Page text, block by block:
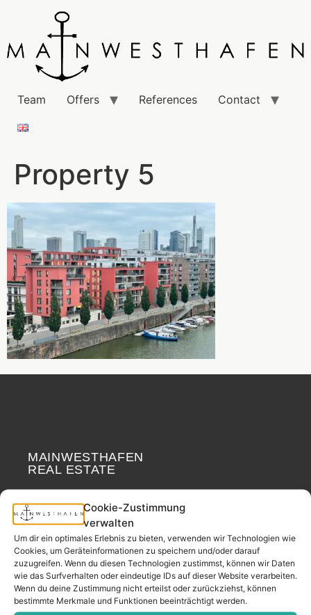
Cookie-Zustimmung
verwalten
Um dir ein optimales Erlebnis zu bieten, verwenden wir Technologien wie
Cookies, um Geräteinformationen zu speichern und/oder darauf
zuzugreifen. Wenn du diesen Technologien zustimmst, können wir Daten
wie das Surfverhalten oder eindeutige IDs auf dieser Website verarbeiten.
Wenn du deine Zustimmung nicht erteilst oder zurückziehst, können
bestimmte Merkmale und Funktionen beeinträchtigt werden.
Team Offers References Contact
Property 5
MAINWESTHAFEN
REAL ESTATE
Your neighborhood
real estate partner.
– since 2017.
CONTACT